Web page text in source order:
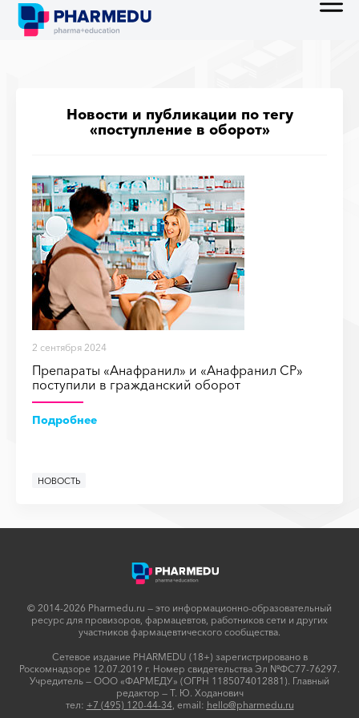
Новости и публикации по тегу
«поступление в оборот»
НОВОСТЬ
2 сентября 2024
Препараты «Анафранил» и «Анафранил СР»
поступили в гражданский оборот
Подробнее
© 2014-2026 Pharmedu.ru — это информационно-образовательный
ресурс для провизоров, фармацевтов, работников сети и других
участников фармацевтического сообщества.
Сетевое издание PHARMEDU (18+) зарегистрировано в
Роскомнадзоре 12.07.2019 г. Номер свидетельства Эл №ФС77-76297.
Учредитель — ООО «ФАРМЕДУ» (ОГРН 1185074012881). Главный
редактор — Т. Ю. Ходанович
тел: +7 (495) 120-44-34, email: hello@pharmedu.ru